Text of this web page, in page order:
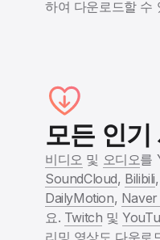
하여 다운로드할 수
모든 인기
비디오 및 오디오를
SoundCloud, Bilibili,
DailyMotion, Naver
요. Twitch 및